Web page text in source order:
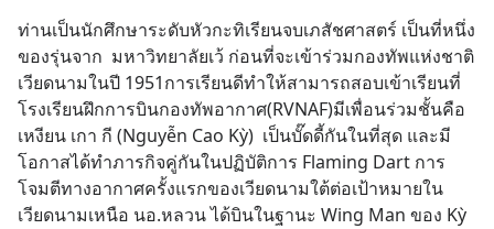
ท่านเป็นนักศึกษาระดับหัวกะทิเรียนจบเภสัชศาสตร์ เป็นที่หนึ่ง
ของรุ่นจาก  มหาวิทยาลัยเว้ ก่อนที่จะเข้าร่วมกองทัพแห่งชาติ
เวียดนามในปี 1951การเรียนดีทำให้สามารถสอบเข้าเรียนที่
โรงเรียนฝึกการบินกองทัพอากาศ(RVNAF)มีเพื่อนร่วมชั้นคือ
เหงียน เกา กี (Nguyễn Cao Kỳ)  เป็นบั๊ดดี้กันในที่สุด และมี
โอกาสได้ทำภารกิจคู่กันในปฏิบัติการ Flaming Dart การ
โจมตีทางอากาศครั้งแรกของเวียดนามใต้ต่อเป้าหมายใน
เวียดนามเหนือ นอ.หลวน ได้บินในฐานะ Wing Man ของ Kỳ